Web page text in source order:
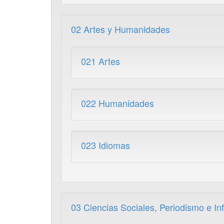
02 Artes y Humanidades
021 Artes
022 Humanidades
023 Idiomas
03 Ciencias Sociales, Periodismo e